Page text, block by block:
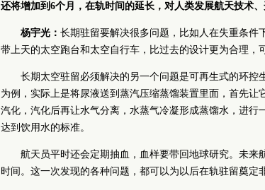
还将增加到6个月，在轨时间的延长，对人类发展航天技术
杨宇光： 长期驻留要解决很多问题，比如人在失重条件
带上天的太空跑台和太空自行车，比过去的设计更为合理，
长期太空驻留必须解决的另一个问题是可再生式的环控
为例，实际上是将尿液送到蒸汽压缩蒸馏装置里面，首先让
汽化，汽化后再让水气分离，水蒸气冷凝形成蒸馏水，进行
达到饮用水的标准。
航天员平时还会定期抽血，血样要带回地球研究。未来
时间。这一次发现的各种问题，都可以为以后在轨驻留奠定